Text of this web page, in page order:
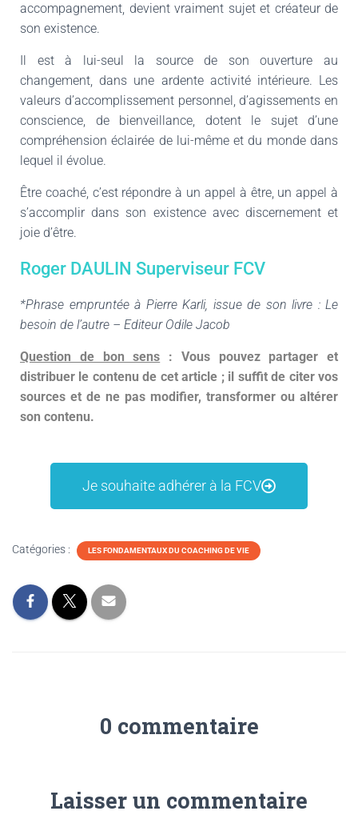
accompagnement, devient vraiment sujet et créateur de
son existence.
Il est à lui-seul la source de son ouverture au
changement, dans une ardente activité intérieure. Les
valeurs d’accomplissement personnel, d’agissements en
conscience, de bienveillance, dotent le sujet d’une
compréhension éclairée de lui-même et du monde dans
lequel il évolue.
Être coaché, c’est répondre à un appel à être, un appel à
s’accomplir dans son existence avec discernement et
joie d’être.
Roger DAULIN Superviseur FCV
*Phrase empruntée à Pierre Karli, issue de son livre : Le
besoin de l’autre – Editeur Odile Jacob
Question de bon sens : Vous pouvez partager et
distribuer le contenu de cet article ; il suffit de citer vos
sources et de ne pas modifier, transformer ou altérer
son contenu.
Je souhaite adhérer à la FCV
Catégories : LES FONDAMENTAUX DU COACHING DE VIE
0 commentaire
Laisser un commentaire